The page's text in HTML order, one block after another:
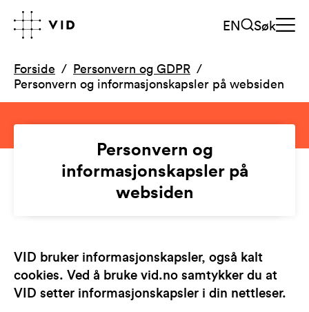
EN Søk
Forside
Personvern og GDPR
Personvern og informasjonskapsler på websiden
Personvern og
informasjonskapsler på
websiden
VID bruker informasjonskapsler, også kalt
cookies. Ved å bruke vid.no samtykker du at
VID setter informasjonskapsler i din nettleser.